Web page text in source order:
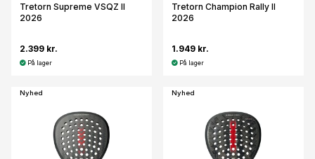
Tretorn Supreme VSQZ II
2026
2.399 kr.
På lager
Tretorn Champion Rally II
2026
1.949 kr.
På lager
Nyhed Nyhed